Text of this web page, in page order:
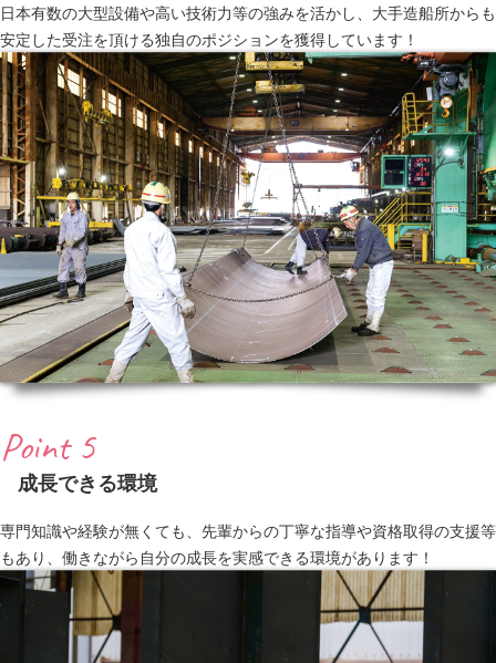
日本有数の大型設備や高い技術力等の強みを活かし、大手造船所からも
安定した受注を頂ける独自のポジションを獲得しています！
Point 5
成長できる環境
専門知識や経験が無くても、先輩からの丁寧な指導や資格取得の支援等
もあり、働きながら自分の成長を実感できる環境があります！